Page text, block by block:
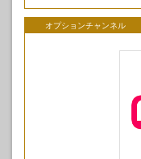
オプションチャンネル